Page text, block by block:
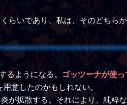
くらいであり、私は、そのどちら
るようになる。 ゴッツーナが使
意したのかもしれない。
が拡散する。それにより、純粋